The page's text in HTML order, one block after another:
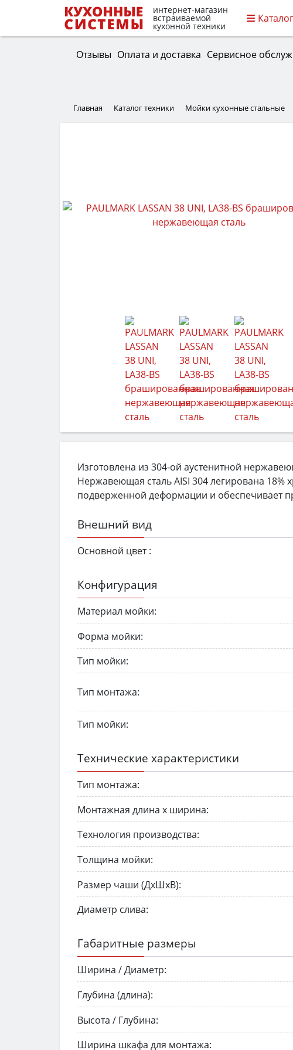
интернет-магазин
встраиваемой
кухонной техники
Каталог
Отзывы Оплата и доставка Сервисное
Главная Каталог техники Мойки кухонные стальные
Изготовлена из 304-ой аустенитной
Нержавеющая сталь AISI 304 легирована 18%
подверженной деформации и обеспечивает
Внешний вид
Основной цвет :
Конфигурация
Материал мойки:
Форма мойки:
Тип мойки:
Тип монтажа:
Тип мойки:
Технические характеристики
Тип монтажа:
Монтажная длина х ширина:
Технология производства:
Толщина мойки:
Размер чаши (ДхШхВ):
Диаметр слива:
Габаритные размеры
Ширина / Диаметр:
Глубина (длина):
Высота / Глубина:
Ширина шкафа для монтажа: